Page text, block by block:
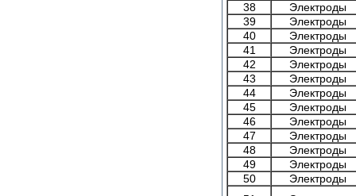
38
Электроды
39
Электроды
40
Электроды
41
Электроды
42
Электроды
43
Электроды
44
Электроды
45
Электроды
46
Электроды
47
Электроды
48
Электроды
49
Электроды
50
Электроды